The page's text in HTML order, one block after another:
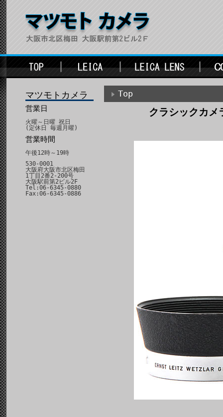
マツモトカメラ
営業日
火曜～日曜 祝日
(定休日 毎週月曜)
営業時間
午後12時～19時
530-0001
大阪府大阪市北区梅田
1丁目2番2-200号
大阪駅前第2ビル2F
Tel:06-6345-0880
Fax:06-6345-0886
Top
クラシックカ